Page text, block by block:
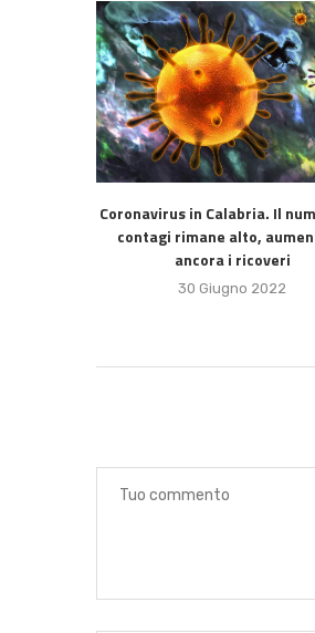
Coronavirus in Calabria. Il
contagi rimane alto,
ancora i ricoveri
30 Giugno 2022